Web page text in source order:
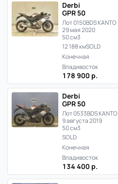
Derbi
GPR 50
Лот 0150BDS KANTO
29 мая 2020
50 см3
12 188 кмSOLD
Конечная
Владивосток
178 900 р.
Derbi
GPR 50
Лот 0533BDS KANTO
9 августа 2019
50 см3
SOLD
Конечная
Владивосток
134 400 р.